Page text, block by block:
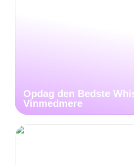
Opdag den Bedste
Vinmedmere